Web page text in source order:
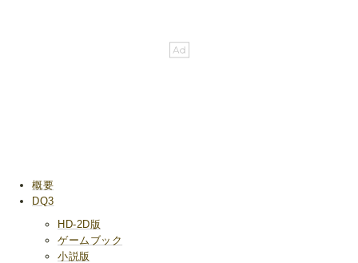
概要
DQ3
HD-2D版
ゲームブック
小説版